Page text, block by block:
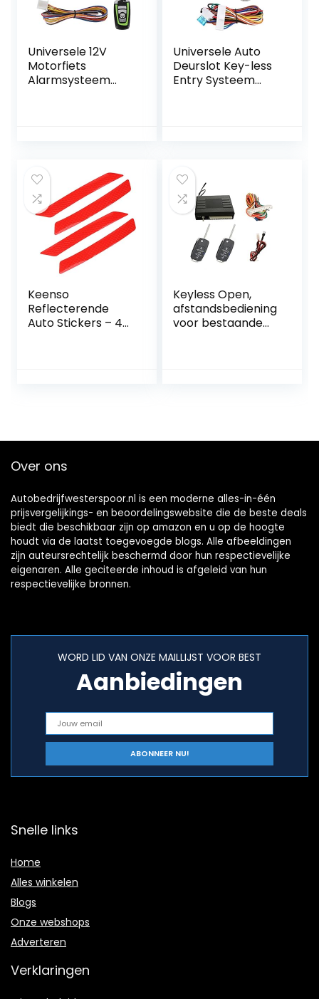
Universele 12V
Motorfiets
Alarmsysteem
Universele Auto
Deurslot Key-less
Entry Systeem
Keenso
Reflecterende
Auto Stickers – 4
Keyless Open,
afstandsbediening
voor bestaande
Over ons
Autobedrijfwesterspoor.nl is een moderne alles-in-één
prijsvergelijkings- en beoordelingswebsite die de beste deals
biedt die beschikbaar zijn op amazon en u op de hoogte
houdt via de laatst toegevoegde blogs. Alle afbeeldingen
zijn auteursrechtelijk beschermd door hun respectievelijke
eigenaren. Alle geciteerde inhoud is afgeleid van hun
respectievelijke bronnen.
WORD LID VAN ONZE MAILLIJST VOOR BEST
Aanbiedingen
Snelle links
Home
Alles winkelen
Blogs
Onze webshops
Adverteren
Verklaringen